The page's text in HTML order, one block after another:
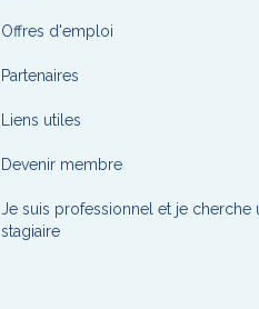
Offres d'emploi
Partenaires
Liens utiles
Devenir membre
Je suis professionnel et je cherche
stagiaire